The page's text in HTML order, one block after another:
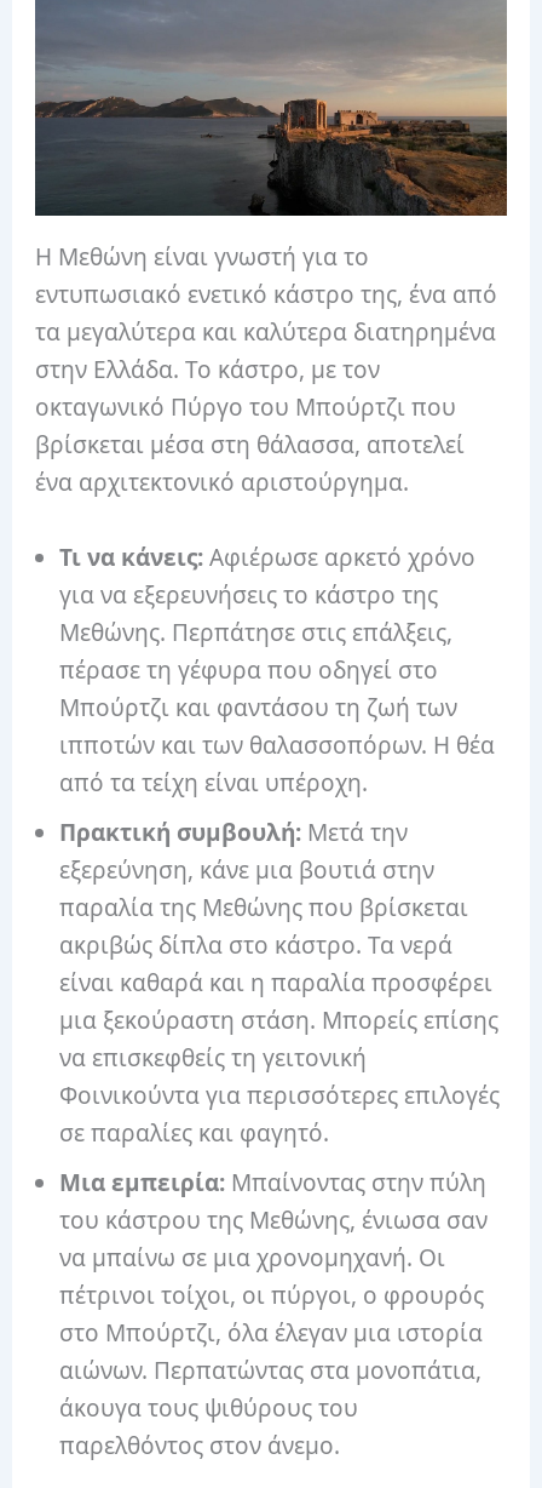
Η Μεθώνη είναι γνωστή για το
εντυπωσιακό ενετικό κάστρο της, ένα από
τα μεγαλύτερα και καλύτερα διατηρημένα
στην Ελλάδα. Το κάστρο, με τον
οκταγωνικό Πύργο του Μπούρτζι που
βρίσκεται μέσα στη θάλασσα, αποτελεί
ένα αρχιτεκτονικό αριστούργημα.
Τι να κάνεις:Αφιέρωσε αρκετό χρόνο
για να εξερευνήσεις το κάστρο της
Μεθώνης. Περπάτησε στις επάλξεις,
πέρασε τη γέφυρα που οδηγεί στο
Μπούρτζι και φαντάσου τη ζωή των
ιπποτών και των θαλασσοπόρων. Η θέα
από τα τείχη είναι υπέροχη.
Πρακτική συμβουλή: Μετά την
εξερεύνηση, κάνε μια βουτιά στην
παραλία της Μεθώνης που βρίσκεται
ακριβώς δίπλα στο κάστρο. Τα νερά
είναι καθαρά και η παραλία προσφέρει
μια ξεκούραστη στάση. Μπορείς επίσης
να επισκεφθείς τη γειτονική
Φοινικούντα για περισσότερες επιλογές
σε παραλίες και φαγητό.
Μια εμπειρία: Μπαίνοντας στην πύλη
του κάστρου της Μεθώνης, ένιωσα σαν
να μπαίνω σε μια χρονομηχανή. Οι
πέτρινοι τοίχοι, οι πύργοι, ο φρουρός
στο Μπούρτζι, όλα έλεγαν μια ιστορία
αιώνων. Περπατώντας στα μονοπάτια,
άκουγα τους ψιθύρους του
παρελθόντος στον άνεμο.